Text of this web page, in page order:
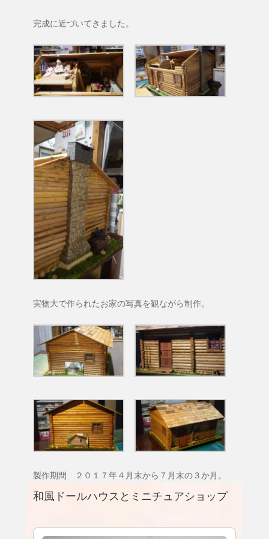
完成に近づいてきました。
実物大で作られたお家の写真を観ながら制作。
製作期間 ２０１７年４月末から７月末の３か月。
和風ドールハウスとミニチュアショップ